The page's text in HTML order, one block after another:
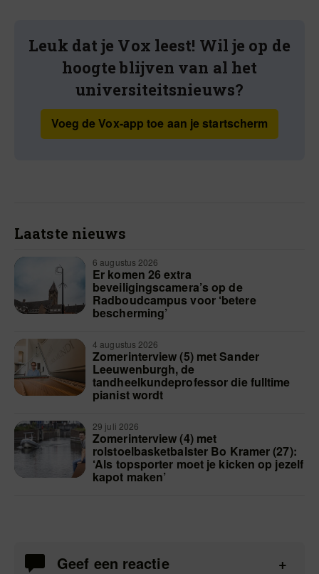
Leuk dat je Vox leest! Wil je op de
hoogte blijven van al het
universiteitsnieuws?
Voeg de Vox-app toe aan je startscherm
Laatste nieuws
6 augustus 2026
Er komen 26 extra
beveiligingscamera’s op de
Radboudcampus voor ‘betere
bescherming’
4 augustus 2026
Zomerinterview (5) met Sander
Leeuwenburgh, de
tandheelkundeprofessor die fulltime
pianist wordt
29 juli 2026
Zomerinterview (4) met
rolstoelbasketbalster Bo Kramer (27):
‘Als topsporter moet je kicken op jezelf
kapot maken’
Geef een reactie